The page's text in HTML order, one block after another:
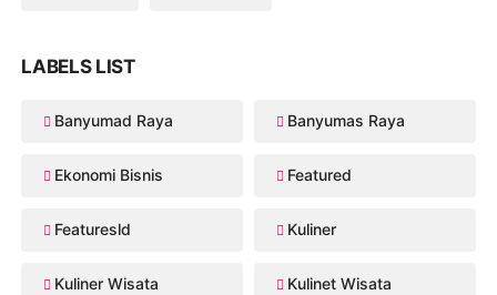
LABELS LIST
Banyumad Raya Banyumas Raya
Ekonomi Bisnis Featured
Featuresld Kuliner
Kuliner Wisata Kulinet Wisata